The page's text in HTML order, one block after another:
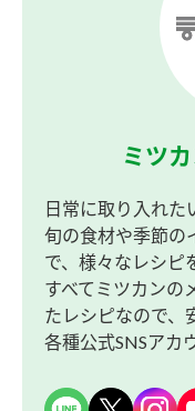
ミツ
日常に取り入れた
旬の食材や季節の
で、様々なレシピ
すべてミツカンの
たレシピなので、
各種公式SNSアカ